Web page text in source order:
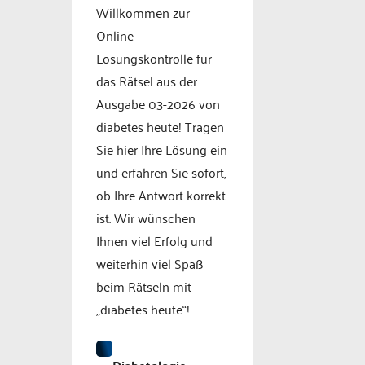
Willkommen zur
Online-
Lösungskontrolle für
das Rätsel aus der
Ausgabe 03-2026 von
diabetes heute! Tragen
Sie hier Ihre Lösung ein
und erfahren Sie sofort,
ob Ihre Antwort korrekt
ist. Wir wünschen
Ihnen viel Erfolg und
weiterhin viel Spaß
beim Rätseln mit
„diabetes heute“!